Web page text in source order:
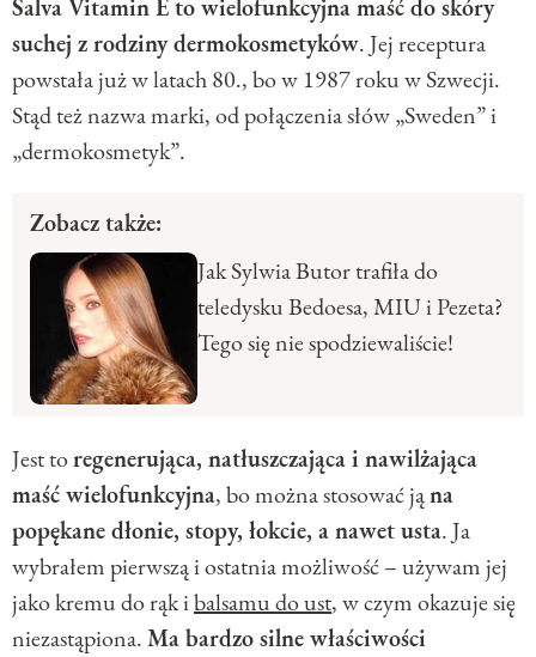
Salva Vitamin E to wielofunkcyjna maść do skóry
suchej z rodziny dermokosmetyków. Jej receptura
powstała już w latach 80., bo w 1987 roku w Szwecji.
Stąd też nazwa marki, od połączenia słów „Sweden” i
„dermokosmetyk”.
Zobacz także:
Jak Sylwia Butor trafiła do
teledysku Bedoesa, MIU i Pezeta?
Tego się nie spodziewaliście!
Jest toregenerująca, natłuszczająca i nawilżająca
maść wielofunkcyjna, bo można stosować jąna
popękane dłonie, stopy, łokcie, a nawet usta. Ja
wybrałem pierwszą i ostatnia możliwość – używam jej
jako kremu do rąk ibalsamu do ust, w czym okazuje się
niezastąpiona.Ma bardzo silne właściwości